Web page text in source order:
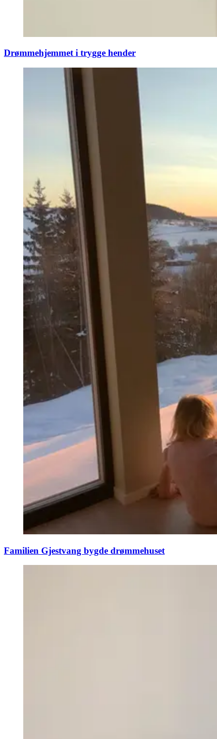
Drømmehjemmet i trygge hender
Familien Gjestvang bygde drømmehuset